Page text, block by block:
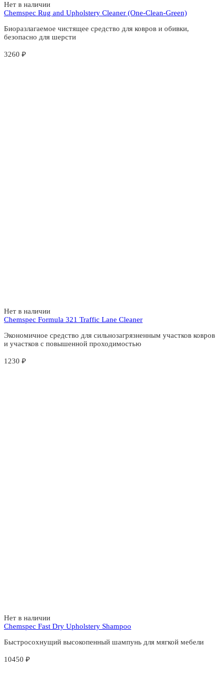
Нет в наличии
Chemspec Rug and Upholstery Cleaner (One-Clean-Green)
Биоразлагаемое чистящее средство для ковров и обивки,
безопасно для шерсти
3260 ₽
Нет в наличии
Chemspec Formula 321 Traffic Lane Cleaner
Экономичное средство для сильнозагрязненным участков ковров
и участков с повышенной проходимостью
1230 ₽
Нет в наличии
Chemspec Fast Dry Upholstery Shampoo
Быстросохнущий высокопенный шампунь для мягкой мебели
10450 ₽